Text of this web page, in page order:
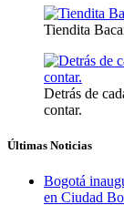
Tiendita
Detrás de
contar.
Últimas Noticias
Bogotá
en Ciudad